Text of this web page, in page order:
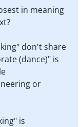
in meaning
don't share
(dance)" is
or
is